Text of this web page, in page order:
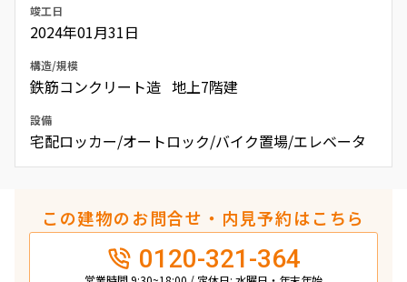
竣工日
2024年01月31日
構造/規模
鉄筋コンクリート造 地上7階建
設備
宅配ロッカー/オートロック/バイク置場/エレベータ
この建物のお問合せ・内見予約はこちら
0120-321-364